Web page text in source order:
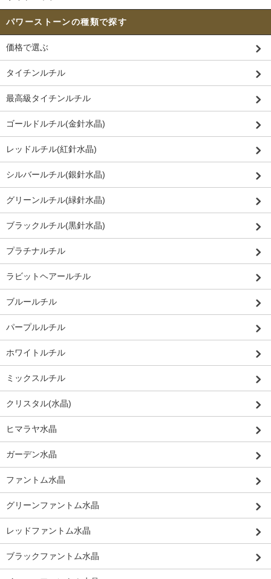
パワーストーンの種類で探す
価格で選ぶ
タイチンルチル
最高級タイチンルチル
ゴールドルチル(金針水晶)
レッドルチル(紅針水晶)
シルバールチル(銀針水晶)
グリーンルチル(緑針水晶)
ブラックルチル(黒針水晶)
プラチナルチル
ラビットヘアールチル
ブルールチル
パープルルチル
ホワイトルチル
ミックスルチル
クリスタル(水晶)
ヒマラヤ水晶
ガーデン水晶
ファントム水晶
グリーンファントム水晶
レッドファントム水晶
ブラックファントム水晶